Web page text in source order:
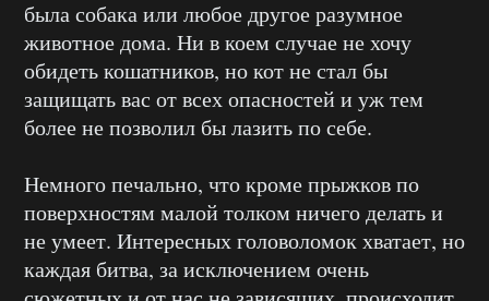
была собака или любое другое разумное
животное дома. Ни в коем случае не хочу
обидеть кошатников, но кот не стал бы
защищать вас от всех опасностей и уж тем
более не позволил бы лазить по себе.
Немного печально, что кроме прыжков по
поверхностям малой толком ничего делать и
не умеет. Интересных головоломок хватает, но
каждая битва, за исключением очень